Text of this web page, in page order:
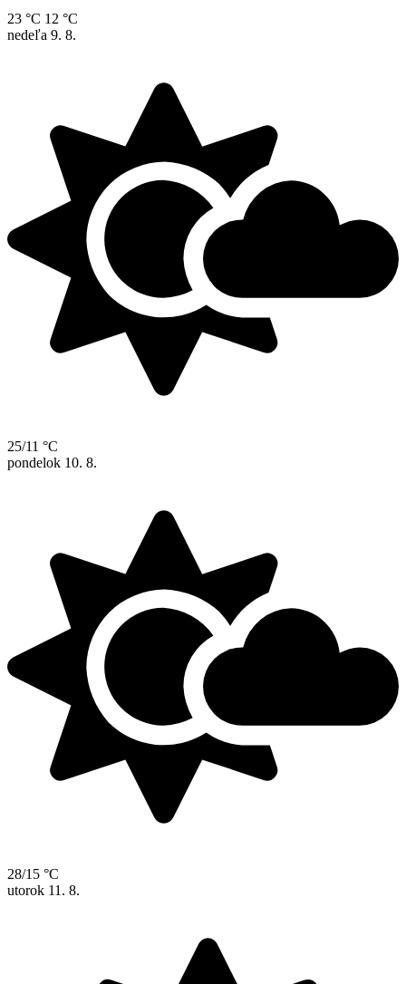
23 °C 12 °C
nedeľa 9. 8.
25/11 °C
pondelok 10. 8.
28/15 °C
utorok 11. 8.